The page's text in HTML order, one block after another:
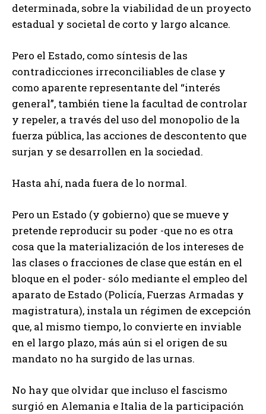
determinada, sobre la viabilidad de un proyecto
estadual y societal de corto y largo alcance.
Pero el Estado, como síntesis de las
contradicciones irreconciliables de clase y
como aparente representante del “interés
general”, también tiene la facultad de controlar
y repeler, a través del uso del monopolio de la
fuerza pública, las acciones de descontento que
surjan y se desarrollen en la sociedad.
Hasta ahí, nada fuera de lo normal.
Pero un Estado (y gobierno) que se mueve y
pretende reproducir su poder -que no es otra
cosa que la materialización de los intereses de
las clases o fracciones de clase que están en el
bloque en el poder- sólo mediante el empleo del
aparato de Estado (Policía, Fuerzas Armadas y
magistratura), instala un régimen de excepción
que, al mismo tiempo, lo convierte en inviable
en el largo plazo, más aún si el origen de su
mandato no ha surgido de las urnas.
No hay que olvidar que incluso el fascismo
surgió en Alemania e Italia de la participación